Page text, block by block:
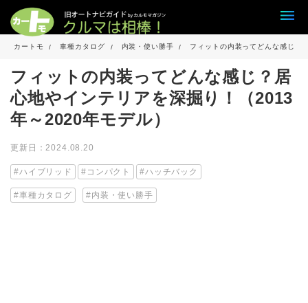
カートモ 車種カタログ 内装・使い勝手 フィットの内装ってどんな感じ？
フィットの内装ってどんな感じ？居
心地やインテリアを深掘り！（2013
年～2020年モデル）
更新日：2024.08.20
ハイブリッド コンパクト ハッチバック
車種カタログ 内装・使い勝手